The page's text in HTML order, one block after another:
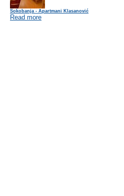
Sokobanja - Apartmani Klasanović
Read more